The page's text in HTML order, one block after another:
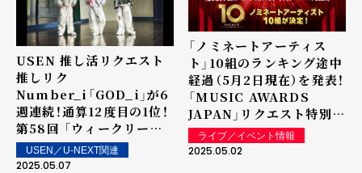
USEN 推し活リクエスト
推しリク
Number_i「GOD_i」が6
週連続！通算12度目の1位！
第58回 「ウィークリーラ
ンキング」を発表～ 上位ラ
ンクイン楽曲は街中・店内
USEN／U-NEXT関連
2025.05.07
「ノミネートアーティス
ト」10組のランキング途中
経過（5月2日現在）を発表！
「MUSIC AWARDS
JAPAN」リクエスト特別賞
「推し活リクエスト・アー
ティスト・オブ・ザ・イヤー
ライブ／イベント情報
2025.05.02